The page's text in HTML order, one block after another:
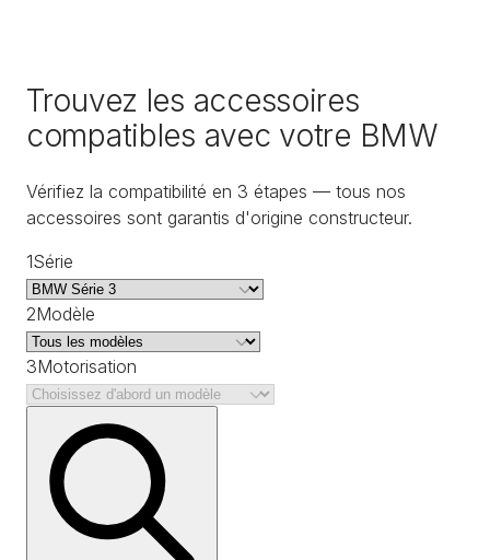
Trouvez les accessoires
compatibles avec votre BMW
Vérifiez la compatibilité en 3 étapes — tous nos
accessoires sont garantis d'origine constructeur.
1Série
2Modèle
3Motorisation